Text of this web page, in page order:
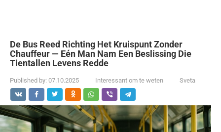
De Bus Reed Richting Het Kruispunt Zonder
Chauffeur — Eén Man Nam Een Beslissing Die
Tientallen Levens Redde
Published by: 07.10.2025 Interessant om te weten Sveta